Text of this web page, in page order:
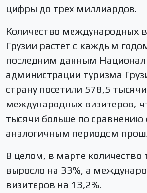
цифры до трех миллиардов.
Количество международных
Грузии растет с каждым
последним данным
администрации туризма
страну посетили 578,5 тысячи
международных визитеров,
тысячи больше по сравнению
аналогичным периодом
В целом, в марте количество
выросло на 33%, а
визитеров на 13,2%.